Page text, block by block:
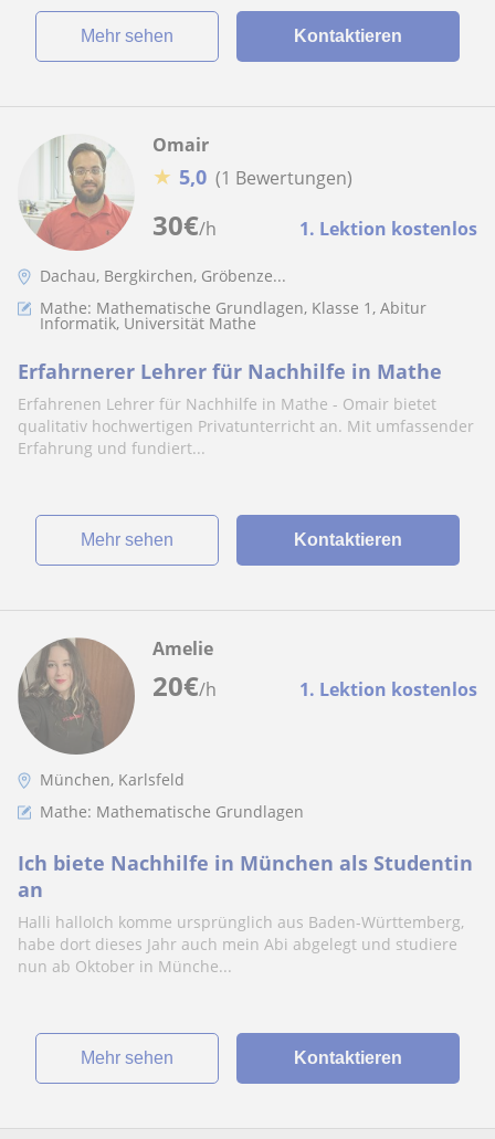
Mehr sehen Kontaktieren
30€/h 1. Lektion kostenlos
Omair
★ 5,0 (1 Bewertungen)
Dachau, Bergkirchen, Gröbenze...
Mathe: Mathematische Grundlagen, Klasse 1, Abitur
Informatik, Universität Mathe
Erfahrnerer Lehrer für Nachhilfe in Mathe
Erfahrenen Lehrer für Nachhilfe in Mathe - Omair bietet
qualitativ hochwertigen Privatunterricht an. Mit umfassender
Erfahrung und fundiert...
Mehr sehen Kontaktieren
20€/h 1. Lektion kostenlos
Amelie
München, Karlsfeld
Mathe: Mathematische Grundlagen
Ich biete Nachhilfe in München als Studentin
an
Halli halloIch komme ursprünglich aus Baden-Württemberg,
habe dort dieses Jahr auch mein Abi abgelegt und studiere
nun ab Oktober in Münche...
Mehr sehen Kontaktieren